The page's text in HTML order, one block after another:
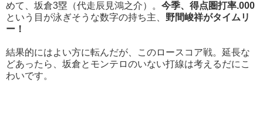
めて、坂倉3塁（代走辰見鴻之介）。 今季、得点圏打率.000
という目が泳ぎそうな数字の持ち主、 野間峻祥がタイムリ
ー！
結果的にはよい方に転んだが、このロースコア戦。延長な
どあったら、坂倉とモンテロのいない打線は考えるだにこ
わいです。